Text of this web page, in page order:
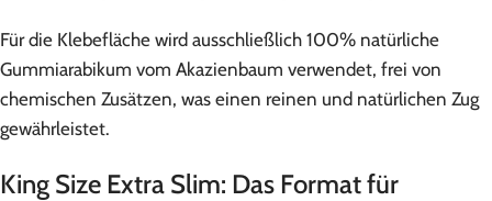
Für die Klebefläche wird ausschließlich 100% natürliche
Gummiarabikum vom Akazienbaum verwendet, frei von
chemischen Zusätzen, was einen reinen und natürlichen Zug
gewährleistet.
King Size Extra Slim: Das Format für